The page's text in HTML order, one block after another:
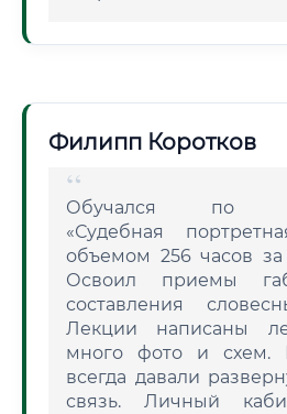
Филипп Коротков
Обучался по
«Судебная
объемом 256 часов
Освоил приемы
составления
Лекции написаны
много фото и схем.
всегда давали
связь. Личный